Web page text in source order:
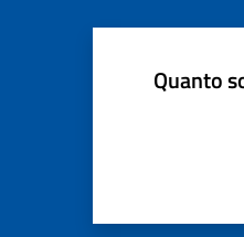
Quanto